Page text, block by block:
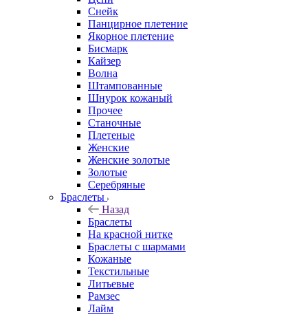
Снейк
Панцирное плетение
Якорное плетение
Бисмарк
Кайзер
Волна
Штампованные
Шнурок кожаный
Прочее
Станочные
Плетеные
Женские
Женские золотые
Золотые
Серебряные
Браслеты
Назад
Браслеты
На красной нитке
Браслеты с шармами
Кожаные
Текстильные
Литьевые
Рамзес
Лайм